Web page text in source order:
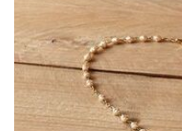
Kalender
Personen